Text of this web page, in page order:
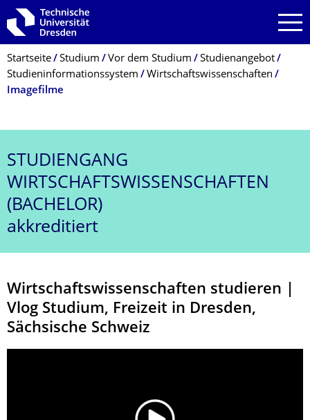
Zur Hauptnavigation springen
Zur Suche springen
Zum Inhalt springen
Breadcrumb-Menü
Startseite Studium Vor dem Studium
Studienangebot
Studieninformationssystem
Wirtschaftswissenschaften
Imagefilme
STUDIENGANG
WIRTSCHAFTSWISSENSCHAFTEN
(BACHELOR)
akkreditiert
Wirtschaftswissenschaften studieren |
Vlog Studium, Freizeit in Dresden,
Sächsische Schweiz